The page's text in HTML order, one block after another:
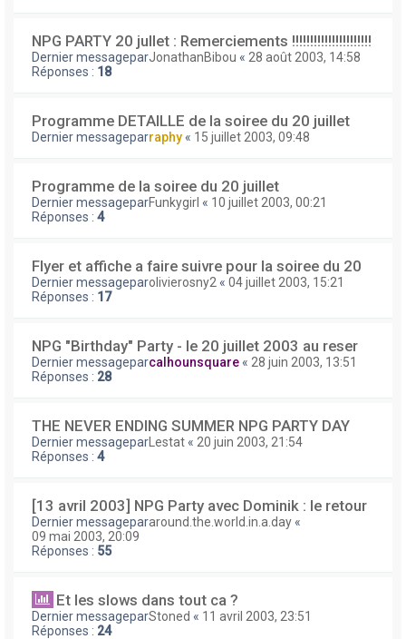
NPG PARTY 20 jullet : Remerciements !!!!!!!!!!!!!!!!!!!!!!
Dernier messageparJonathanBibou « 28 août 2003, 14:58
Réponses : 18
Programme DETAILLE de la soiree du 20 juillet
Dernier messageparraphy « 15 juillet 2003, 09:48
Programme de la soiree du 20 juillet
Dernier messageparFunkygirl « 10 juillet 2003, 00:21
Réponses : 4
Flyer et affiche a faire suivre pour la soiree du 20
Dernier messageparolivierosny2 « 04 juillet 2003, 15:21
Réponses : 17
NPG "Birthday" Party - le 20 juillet 2003 au reser
Dernier messageparcalhounsquare « 28 juin 2003, 13:51
Réponses : 28
THE NEVER ENDING SUMMER NPG PARTY DAY
Dernier messagepar Lestat « 20 juin 2003, 21:54
Réponses : 4
[13 avril 2003] NPG Party avec Dominik : le retour
Dernier messagepararound.the.world.in.a.day «
09 mai 2003, 20:09
Réponses : 55
Et les slows dans tout ca ?
Dernier messageparStoned « 11 avril 2003, 23:51
Réponses : 24